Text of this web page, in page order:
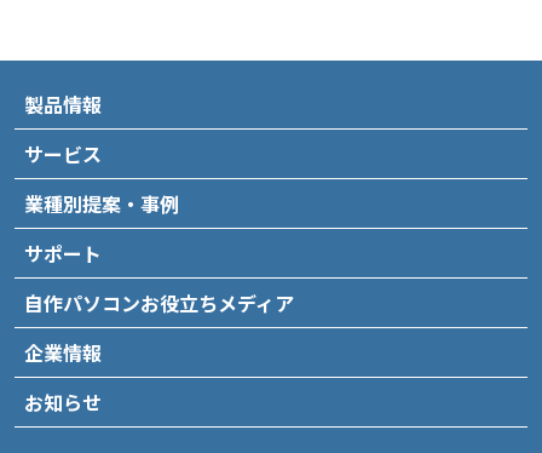
製品情報
サービス
業種別提案・事例
サポート
自作パソコンお役立ちメディア
企業情報
お知らせ